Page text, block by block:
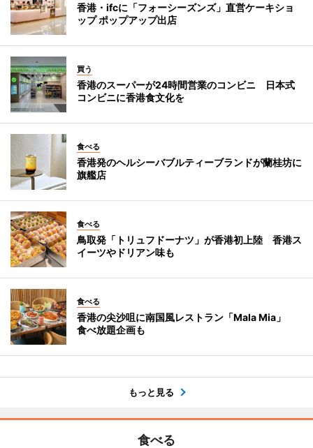
香港・ifcに「フォーシーズンズ」直営ケーキショ
ップ ポップアップ出店
買う
香港のスーパーが24時間営業のコンビニ 日本式
コンビニに香港食文化を
食べる
香港発のヘルシーバブルティーブランドが蘭桂坊に
旗艦店
食べる
鳥取発「トリュフドーナツ」が香港初上陸 香港ス
イーツやドリアン味も
食べる
香港の尖沙咀に南国風レストラン「Mala Mia」
食べ放題企画も
もっと見る
食べる